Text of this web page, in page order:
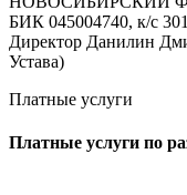
БИК 045004740, к/с
Директор Данилин
Устава)
Платные услуги
Платные услуги по